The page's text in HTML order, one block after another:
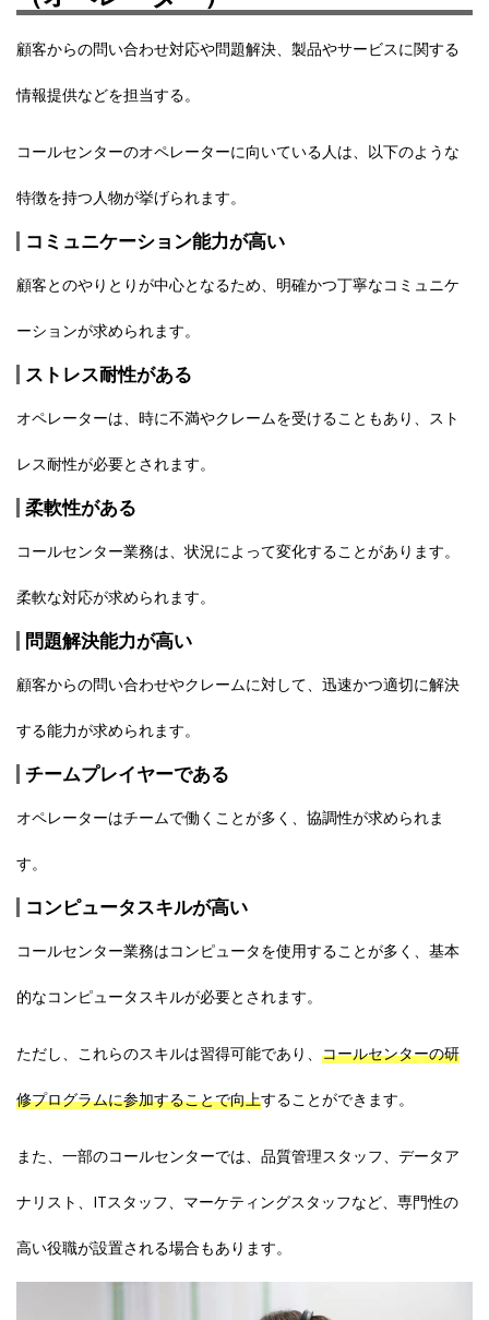
顧客からの問い合わせ対応や問題解決、製品やサービスに関する
情報提供などを担当する。
コールセンターのオペレーターに向いている人は、以下のような
特徴を持つ人物が挙げられます。
コミュニケーション能力が高い
顧客とのやりとりが中心となるため、明確かつ丁寧なコミュニケ
ーションが求められます。
ストレス耐性がある
オペレーターは、時に不満やクレームを受けることもあり、スト
レス耐性が必要とされます。
柔軟性がある
コールセンター業務は、状況によって変化することがあります。
柔軟な対応が求められます。
問題解決能力が高い
顧客からの問い合わせやクレームに対して、迅速かつ適切に解決
する能力が求められます。
チームプレイヤーである
オペレーターはチームで働くことが多く、協調性が求められま
す。
コンピュータスキルが高い
コールセンター業務はコンピュータを使用することが多く、基本
的なコンピュータスキルが必要とされます。
ただし、これらのスキルは習得可能であり、 コールセンターの研
修プログラムに参加することで向上することができます。
また、一部のコールセンターでは、品質管理スタッフ、データア
ナリスト、ITスタッフ、マーケティングスタッフなど、 専門性の
高い役職が設置される場合もあります。